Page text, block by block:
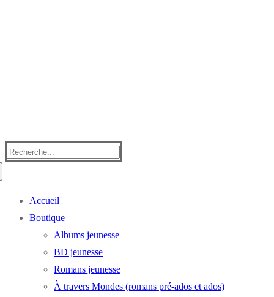
Rechercher
Accueil
Boutique
Albums jeunesse
BD jeunesse
Romans jeunesse
À travers Mondes (romans pré-ados et ados)